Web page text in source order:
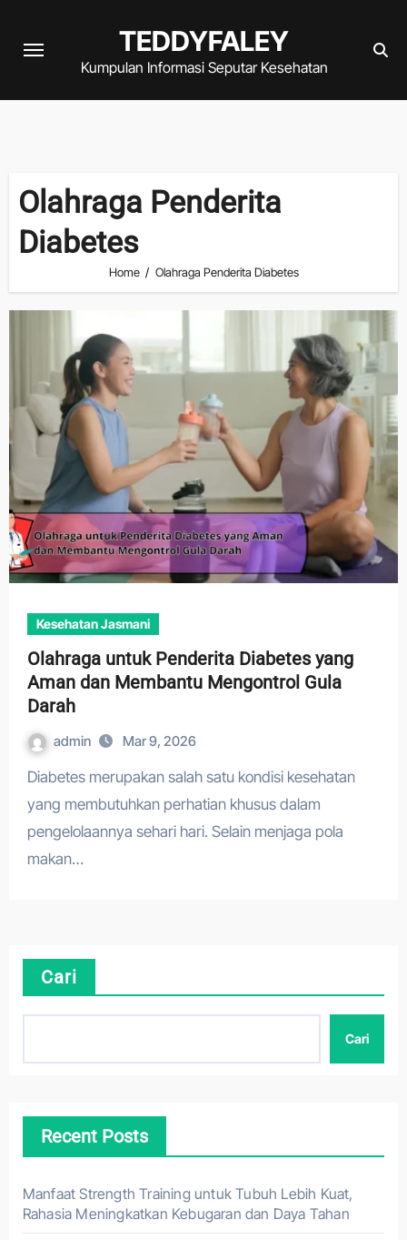
TEDDYFALEY
Kumpulan Informasi Seputar Kesehatan
Olahraga Penderita
Diabetes
Home Olahraga Penderita Diabetes
Kesehatan Jasmani
Olahraga untuk Penderita Diabetes yang
Aman dan Membantu Mengontrol Gula
Darah
admin Mar 9, 2026
Diabetes merupakan salah satu kondisi kesehatan
yang membutuhkan perhatian khusus dalam
pengelolaannya sehari hari. Selain menjaga pola
makan…
Cari
Cari
Recent Posts
Manfaat Strength Training untuk Tubuh Lebih Kuat,
Rahasia Meningkatkan Kebugaran dan Daya Tahan